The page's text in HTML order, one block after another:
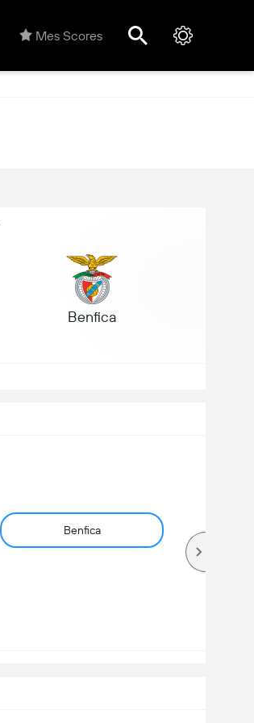
Mes Scores
Benfica
Benfica